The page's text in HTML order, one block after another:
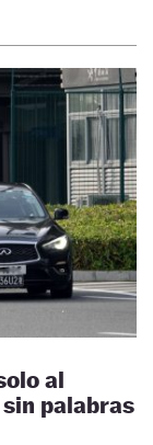
al
palabras